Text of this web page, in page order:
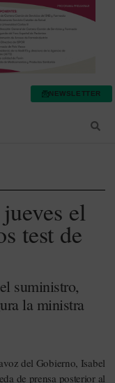
NEWSLETTER
el
test de
suministro,
la ministra
del Gobierno, Isabel
de prensa posterior al